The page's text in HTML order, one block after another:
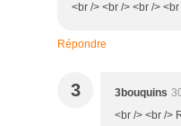
<br /> <br /> <br /> <br
Répondre
3 3bouquins
<br /> <br />